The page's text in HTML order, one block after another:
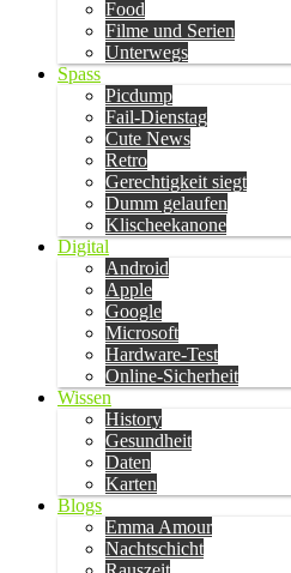
Food
Filme und Serien
Unterwegs
Spass
Picdump
Fail-Dienstag
Cute News
Retro
Gerechtigkeit siegt
Dumm gelaufen
Klischeekanone
Digital
Android
Apple
Google
Microsoft
Hardware-Test
Online-Sicherheit
Wissen
History
Gesundheit
Daten
Karten
Blogs
Emma Amour
Nachtschicht